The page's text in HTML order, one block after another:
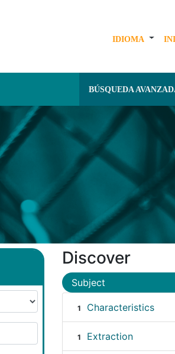
IDIOMA
BÚSQUEDA
Discover
Subject
1 Characteristics
1 Extraction